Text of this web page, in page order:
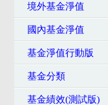
境外基金淨值
國內基金淨值
基金淨值行動版
基金分類
基金績效(測試版)